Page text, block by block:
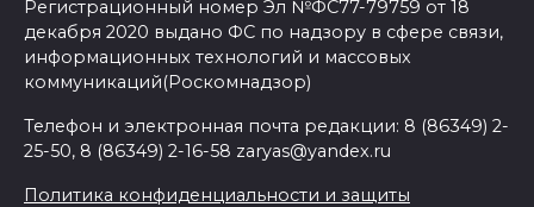
Регистрационный номер Эл №ФС77-79759 от 18
декабря 2020 выдано ФС по надзору в сфере связи,
информационных технологий и массовых
коммуникаций(Роскомнадзор)
Телефон и электронная почта редакции: 8 (86349) 2-
25-50, 8 (86349) 2-16-58 zaryas@yandex.ru
Политика конфиденциальности и защиты